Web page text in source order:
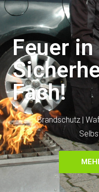
Feuer
Fach!
Brandschutz |